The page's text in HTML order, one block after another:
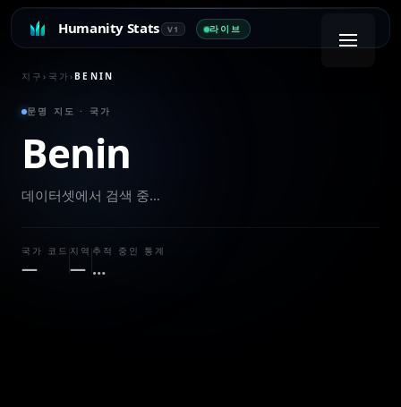
Humanity Stats V1 라이브
지구› 국가›BENIN
문명 지도 · 국가
Benin
데이터셋에서 검색 중…
국가 코드
—
지역
—
추적 중인 통계
…